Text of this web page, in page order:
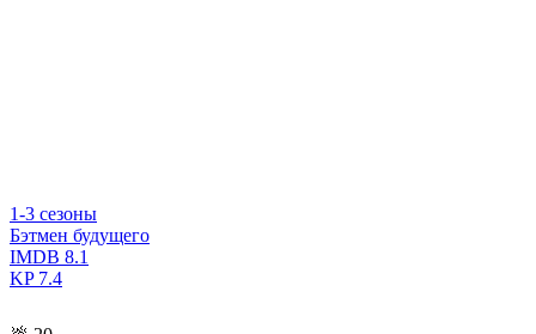
1-3 сезоны
Бэтмен будущего
IMDB 8.1
KP7.4